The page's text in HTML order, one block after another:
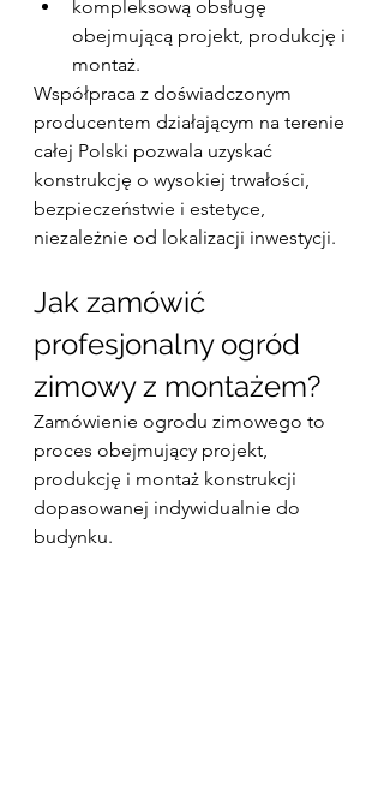
kompleksową obsługę
obejmującą projekt, produkcję i
montaż.
Współpraca z doświadczonym
producentem działającym na terenie
całej Polski pozwala uzyskać
konstrukcję o wysokiej trwałości,
bezpieczeństwie i estetyce,
niezależnie od lokalizacji inwestycji.
Jak zamówić
profesjonalny ogród
zimowy z montażem?
Zamówienie ogrodu zimowego to
proces obejmujący projekt,
produkcję i montaż konstrukcji
dopasowanej indywidualnie do
budynku.